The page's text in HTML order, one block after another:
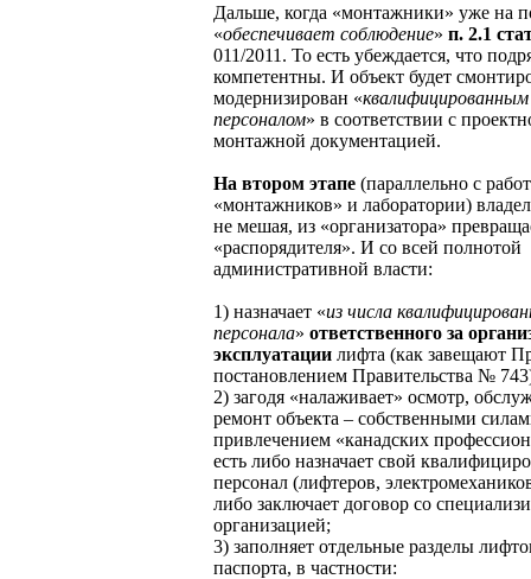
Дальше, когда «монтажники» уже на
«обеспечивает соблюдение» п. 2.1
011/2011. То есть убеждается, что
компетентны. И объект будет
модернизирован «квалифицированным
персоналом» в соответствии с
монтажной документацией.
На втором этапе (параллельно с
«монтажников» и лаборатории)
не мешая, из «организатора»
«распорядителя». И со всей полнотой
административной власти:
1) назначает «из числа
персонала» ответственного за
эксплуатации лифта (как завещают
постановлением Правительства №
2) загодя «налаживает» осмотр,
ремонт объекта – собственными
привлечением «канадских
есть либо назначает свой
персонал (лифтеров,
либо заключает договор со
организацией;
3) заполняет отдельные разделы
паспорта, в частности: